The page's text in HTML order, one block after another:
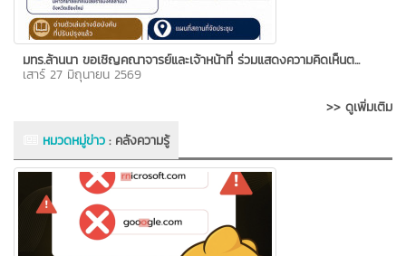
มทร.ล้านนา ขอเชิญคณาจารย์และเจ้าหน้าที่ ร่วมแสดงความคิดเห็นต...
เสาร์ 27 มิถุนายน 2569
>> ดูเพิ่มเติม
หมวดหมู่ข่าว: คลังความรู้